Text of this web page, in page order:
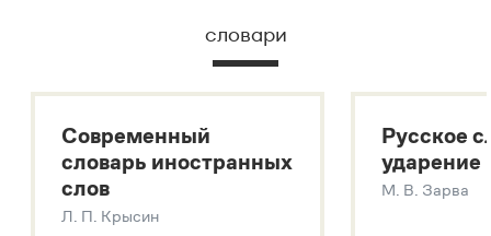
Русский орфографический словарь
Большой толковый словарь русских глаголов
Современный словарь иностранных слов
Звук – технология синтеза платформы
SaluteSpeech
словари
Современный
словарь иностранных
слов
Л. П. Крысин
Русское
ударение
М. В. Зарва